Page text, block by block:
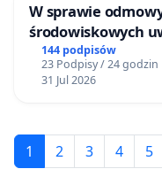
W sprawie
środowiskowych
zakładu
Ostrowiu
mieszkańców i
144 podpisów
23 Podpisy / 24 godzin
31 Jul 2026
1 2 3 4 5